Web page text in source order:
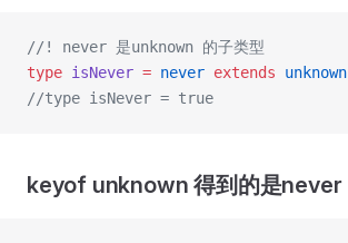
//! never 是unknown 的子类型
type isNever = never extends unknown
//type isNever = true
keyof unknown 得到的是never